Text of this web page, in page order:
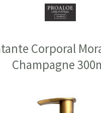
Corporal
Champagne